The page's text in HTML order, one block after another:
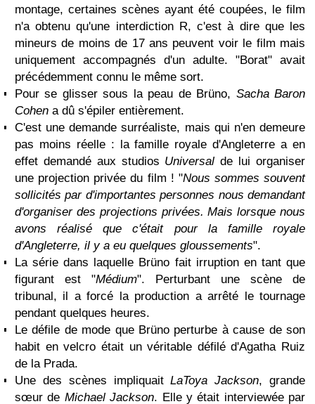
montage, certaines scènes ayant été coupées, le film
n'a obtenu qu'une interdiction R, c'est à dire que les
mineurs de moins de 17 ans peuvent voir le film mais
uniquement accompagnés d'un adulte. "Borat" avait
précédemment connu le même sort.
Pour se glisser sous la peau de Brüno, Sacha Baron
Cohen a dû s'épiler entièrement.
C'est une demande surréaliste, mais qui n'en demeure
pas moins réelle : la famille royale d'Angleterre a en
effet demandé aux studios Universal de lui organiser
une projection privée du film ! "Nous sommes souvent
sollicités par d'importantes personnes nous demandant
d'organiser des projections privées. Mais lorsque nous
avons réalisé que c'était pour la famille royale
d'Angleterre, il y a eu quelques gloussements".
La série dans laquelle Brüno fait irruption en tant que
figurant est "Médium". Perturbant une scène de
tribunal, il a forcé la production a arrêté le tournage
pendant quelques heures.
Le défile de mode que Brüno perturbe à cause de son
habit en velcro était un véritable défilé d'Agatha Ruiz
de la Prada.
Une des scènes impliquaitLaToya Jackson, grande
sœur de Michael Jackson. Elle y était interviewée par